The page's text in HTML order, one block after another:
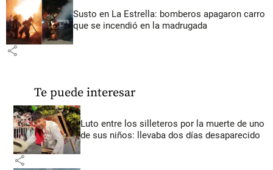
Susto en La Estrella: bomberos apagaron carro
que se incendió en la madrugada
share
Te puede interesar
Luto entre los silleteros por la muerte de uno
de sus niños: llevaba dos días desaparecido
share